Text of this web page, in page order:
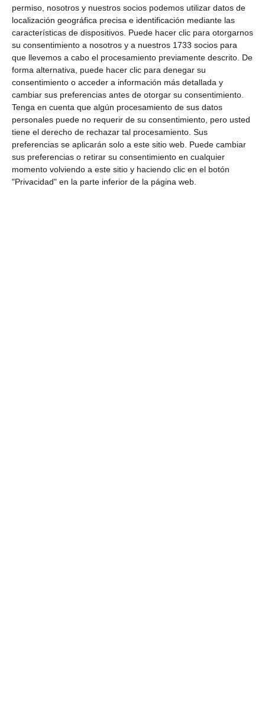
permiso, nosotros y nuestros socios podemos utilizar datos de
localización geográfica precisa e identificación mediante las
características de dispositivos. Puede hacer clic para otorgarnos
su consentimiento a nosotros y a nuestros 1733 socios para
que llevemos a cabo el procesamiento previamente descrito. De
forma alternativa, puede hacer clic para denegar su
consentimiento o acceder a información más detallada y
cambiar sus preferencias antes de otorgar su consentimiento.
Tenga en cuenta que algún procesamiento de sus datos
personales puede no requerir de su consentimiento, pero usted
tiene el derecho de rechazar tal procesamiento. Sus
preferencias se aplicarán solo a este sitio web. Puede cambiar
sus preferencias o retirar su consentimiento en cualquier
momento volviendo a este sitio y haciendo clic en el botón
"Privacidad" en la parte inferior de la página web.